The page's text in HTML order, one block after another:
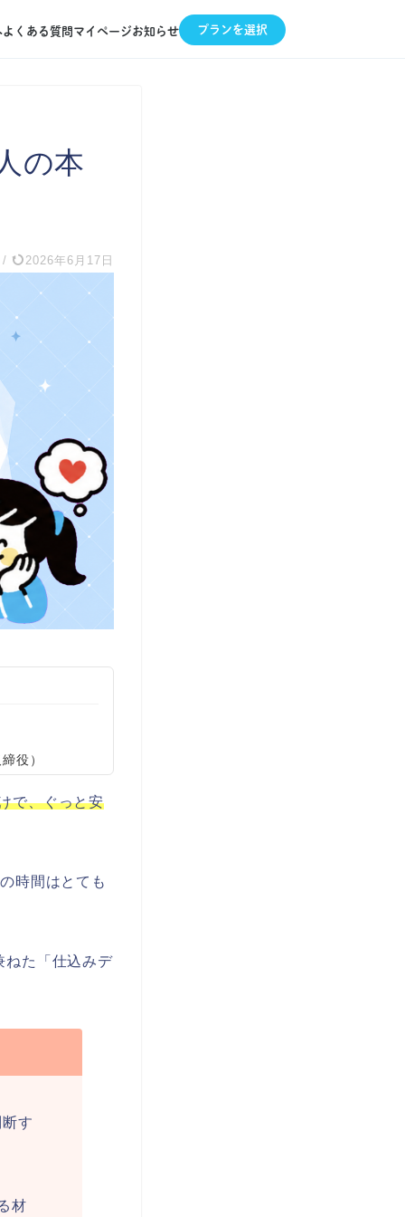
よくある質問マイページお知らせ プランを選択
の本
/ 2026年6月17日
役）
で、ぐっと安
時間はとても
ねた「仕込みデ
す
材